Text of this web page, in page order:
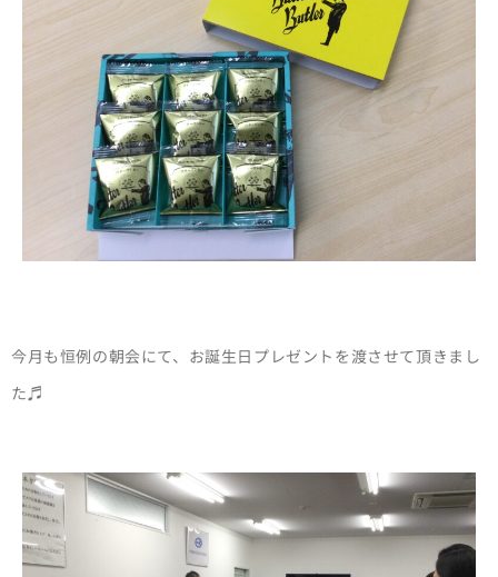
今月も恒例の朝会にて、お誕生日プレゼントを渡させて頂きまし
た♬